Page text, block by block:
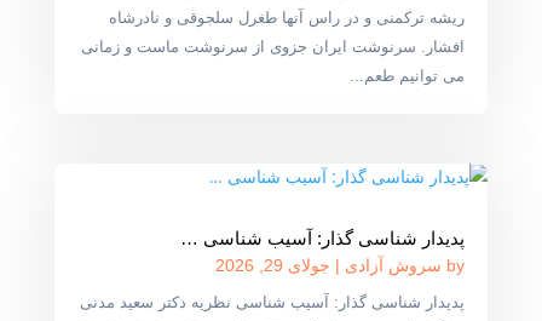
ریشه ترکمنی و در راس آنها طغرل سلجوقی و نادرشاه
افشار. سرنوشت ایران جزوی از سرنوشت ماست و زمانی
می توانیم طعم...
پدیدار شناسی گذار: آسیب شناسی …
by سروش آزادی | جولای 29, 2026
پدیدار شناسی گذار: آسیب شناسی نظریه دکتر سعید مدنی